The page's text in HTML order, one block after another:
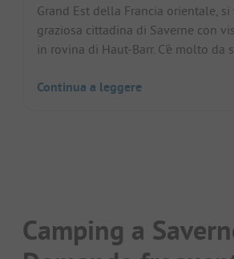
Grand Est della Francia orientale,
graziosa cittadina di Saverne con
in rovina di Haut-Barr. C'è molto da
Continua a leggere
Camping a